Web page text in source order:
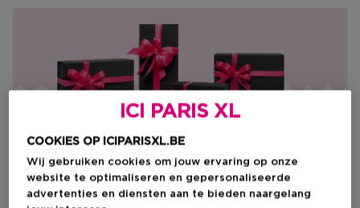
De magie van een cadeau begint
bij de verpakking
ICI PARIS XL
COOKIES OP ICIPARISXL.BE
Wij gebruiken cookies om jouw ervaring op onze
website te optimaliseren en gepersonaliseerde
advertenties en diensten aan te bieden naargelang